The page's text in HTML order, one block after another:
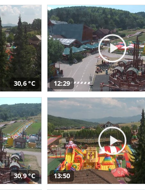
30,6 °C 12:29
30,9 °C 13:50